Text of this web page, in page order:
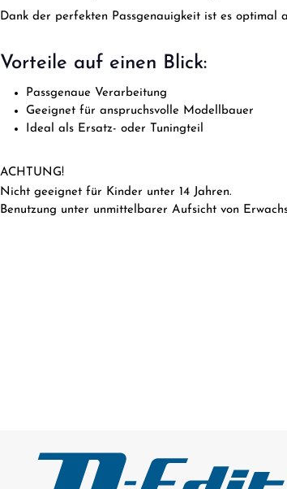
Dank der perfekten Passgenauigkeit ist es optimal
Vorteile auf einen Blick:
Passgenaue Verarbeitung
Geeignet für anspruchsvolle Modellbauer
Ideal als Ersatz- oder Tuningteil
ACHTUNG!
Nicht geeignet für Kinder unter 14 Jahren.
Benutzung unter unmittelbarer Aufsicht von